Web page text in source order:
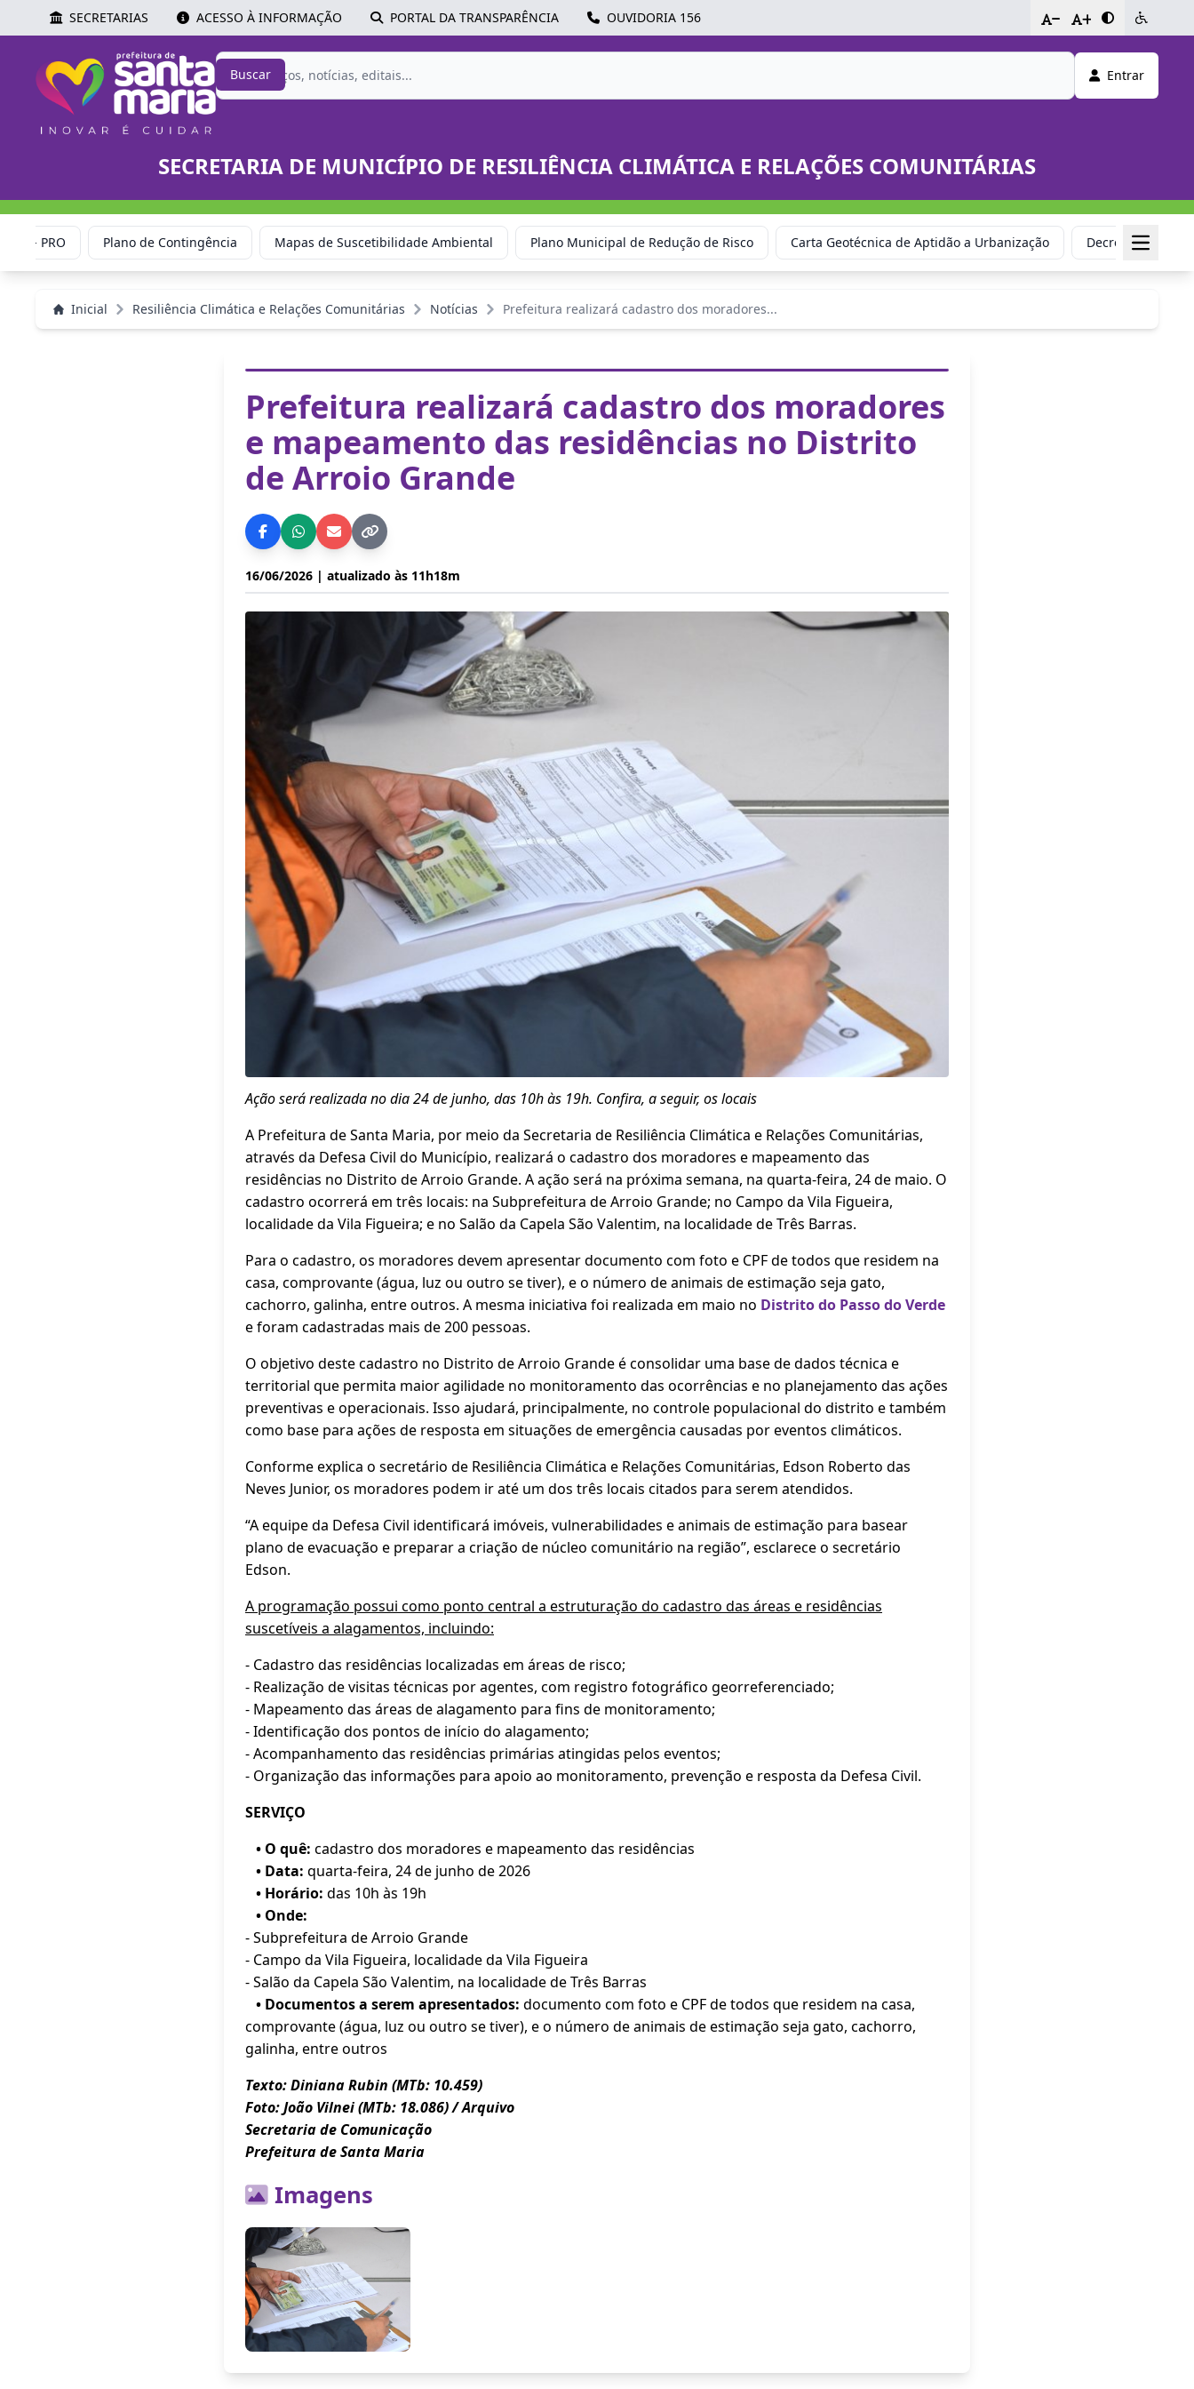
SECRETARIAS ACESSO À INFORMAÇÃO PORTAL DA TRANSPARÊNCIA OUVIDORIA 156 - +
Buscar Entrar
SECRETARIA DE MUNICÍPIO DE RESILIÊNCIA CLIMÁTICA E RELAÇÕES COMUNITÁRIAS
- PRO Plano de Contingência Mapas de Suscetibilidade Ambiental Plano Municipal de Redução de Risco Carta Geotécnica de Aptidão a Urbanização Decretos de
Inicial Resiliência Climática e Relações Comunitárias Notícias Prefeitura realizará cadastro dos moradores...
Prefeitura realizará cadastro dos moradores
e mapeamento das residências no Distrito
de Arroio Grande
16/06/2026 | atualizado às 11h18m
Ação será realizada no dia 24 de junho, das 10h às 19h. Confira, a seguir, os locais
A Prefeitura de Santa Maria, por meio da Secretaria de Resiliência Climática e Relações Comunitárias,
através da Defesa Civil do Município, realizará o cadastro dos moradores e mapeamento das
residências no Distrito de Arroio Grande. A ação será na próxima semana, na quarta-feira, 24 de maio. O
cadastro ocorrerá em três locais: na Subprefeitura de Arroio Grande; no Campo da Vila Figueira,
localidade da Vila Figueira; e no Salão da Capela São Valentim, na localidade de Três Barras.
Para o cadastro, os moradores devem apresentar documento com foto e CPF de todos que residem na
casa, comprovante (água, luz ou outro se tiver), e o número de animais de estimação seja gato,
cachorro, galinha, entre outros. A mesma iniciativa foi realizada em maio no Distrito do Passo do Verde
e foram cadastradas mais de 200 pessoas.
O objetivo deste cadastro no Distrito de Arroio Grande é consolidar uma base de dados técnica e
territorial que permita maior agilidade no monitoramento das ocorrências e no planejamento das ações
preventivas e operacionais. Isso ajudará, principalmente, no controle populacional do distrito e também
como base para ações de resposta em situações de emergência causadas por eventos climáticos.
Conforme explica o secretário de Resiliência Climática e Relações Comunitárias, Edson Roberto das
Neves Junior, os moradores podem ir até um dos três locais citados para serem atendidos.
“A equipe da Defesa Civil identificará imóveis, vulnerabilidades e animais de estimação para basear
plano de evacuação e preparar a criação de núcleo comunitário na região”, esclarece o secretário
Edson.
A programação possui como ponto central a estruturação do cadastro das áreas e residências
suscetíveis a alagamentos, incluindo:
- Cadastro das residências localizadas em áreas de risco;
- Realização de visitas técnicas por agentes, com registro fotográfico georreferenciado;
- Mapeamento das áreas de alagamento para fins de monitoramento;
- Identificação dos pontos de início do alagamento;
- Acompanhamento das residências primárias atingidas pelos eventos;
- Organização das informações para apoio ao monitoramento, prevenção e resposta da Defesa Civil.
SERVIÇO
• O quê: cadastro dos moradores e mapeamento das residências
• Data: quarta-feira, 24 de junho de 2026
• Horário: das 10h às 19h
• Onde:
- Subprefeitura de Arroio Grande
- Campo da Vila Figueira, localidade da Vila Figueira
- Salão da Capela São Valentim, na localidade de Três Barras
• Documentos a serem apresentados: documento com foto e CPF de todos que residem na casa,
comprovante (água, luz ou outro se tiver), e o número de animais de estimação seja gato, cachorro,
galinha, entre outros
Texto: Diniana Rubin (MTb: 10.459)
Foto: João Vilnei (MTb: 18.086) / Arquivo
Secretaria de Comunicação
Prefeitura de Santa Maria
Imagens